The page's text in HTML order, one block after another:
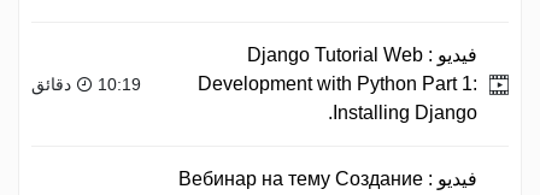
فيديو : Django Tutorial Web
Development with Python Part 1:
Installing Django.
10:19 دقائق
فيديو : Вебинар на тему Создание